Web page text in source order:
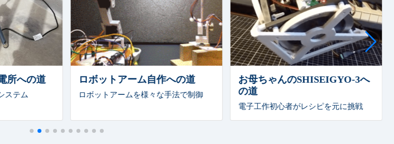
した
カレンダー2022
した
所への道
ステム
ロボットアーム自作への道
ロボットアームを様々な手法で制御
お母ちゃんのSHISEIGYO-3へ
の道
電子工作初心者がレシピを元に挑戦